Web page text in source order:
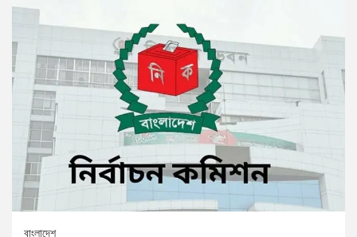
বাংলাদেশ